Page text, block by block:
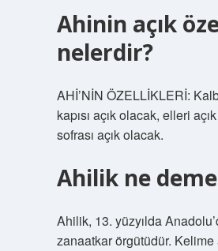
Ahinin açık
nelerdir?
AHİ’NİN ÖZELLİKLERİ:
kapısı açık olacak, elleri
sofrası açık olacak.
Ahilik ne
Ahilik, 13. yüzyılda
zanaatkar örgütüdür. Kelime